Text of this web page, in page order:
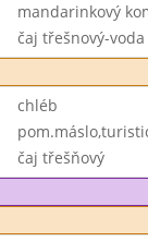
mandarinkový
čaj třešnový-
chléb
čaj třešňový